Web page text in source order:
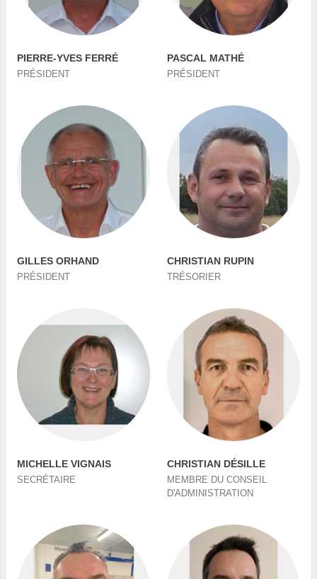
PIERRE-YVES FERRÉ
PRÉSIDENT
PASCAL MATHÉ
PRÉSIDENT
GILLES ORHAND
PRÉSIDENT
CHRISTIAN RUPIN
TRÉSORIER
MICHELLE VIGNAIS
SECRÉTAIRE
CHRISTIAN DÉSILLE
MEMBRE DU CONSEIL
D'ADMINISTRATION